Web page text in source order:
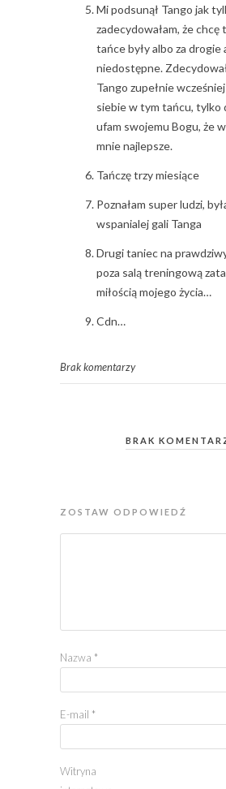
Mi podsunął Tango jak
zadecydowałam, że chcę
tańce były albo za drogie
niedostępne.
Tango zupełnie
siebie w tym tańcu, tylko
ufam swojemu Bogu, że
mnie najlepsze.
Tańczę trzy miesiące
Poznałam super ludzi,
wspanialej gali Tanga
Drugi taniec na
poza salą treningową
miłością mojego życia…
Cdn…
Brak komentarzy
BRAK
ZOSTAW ODPOWIEDŹ
Nazwa *
E-mail *
Witryna